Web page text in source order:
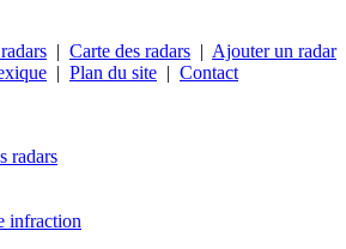
| Carte des radars | Ajouter un radar
| Plan du site | Contact
radars
infraction